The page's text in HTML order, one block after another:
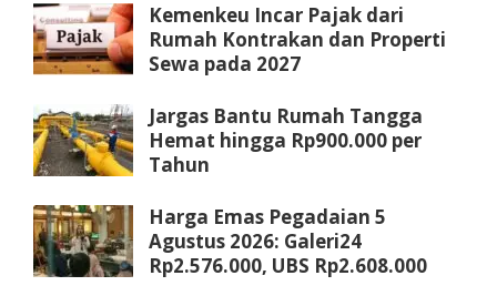
Kemenkeu Incar Pajak dari
Rumah Kontrakan dan Properti
Sewa pada 2027
Jargas Bantu Rumah Tangga
Hemat hingga Rp900.000 per
Tahun
Harga Emas Pegadaian 5
Agustus 2026: Galeri24
Rp2.576.000, UBS Rp2.608.000